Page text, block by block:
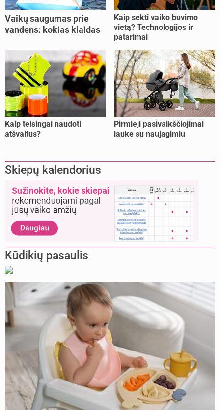
Vaikų saugumas prie
vandens: kokias klaidas
Kaip sekti vaiko buvimo
vietą? Technologijos ir
patarimai
Kaip teisingai naudoti
atšvaitus?
Pirmieji pasivaikščiojimai
lauke su naujagimiu
Skiepų kalendorius
Kūdikių pasaulis